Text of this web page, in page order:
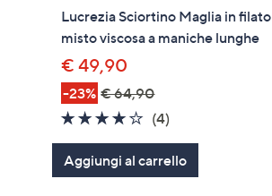
Lucrezia Sciortino Maglia in filato
misto viscosa a maniche lunghe
€ 49,90
-23% € 64,90
4.0
of
5
Stars
(4)
Recensioni
Aggiungi al carrello